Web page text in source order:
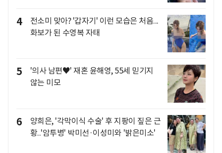
4
전소미 맞아? '갑자기' 이런 모습은 처음...
화보가 된 수영복 자태
5
'의사 남편♥' 재혼 윤해영, 55세 믿기지
않는 미모
6
양희은, '각막이식 수술' 후 지팡이 짚은 근
황..'암투병' 박미선·이성미와 '밝은미소'